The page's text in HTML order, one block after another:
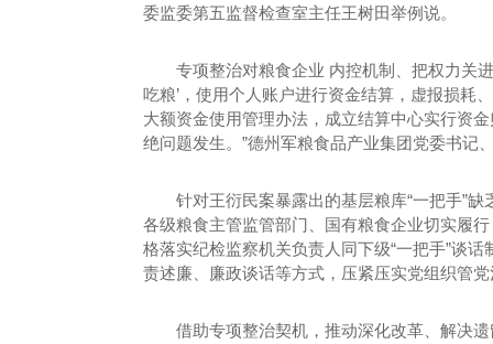
委监委第五监督检查室主任王树田举例说。
专项整治对粮食企业 内控机制、把权力关
吃粮’，使用个人账户进行资金结算，虚报损耗
大额资金使用管理办法，成立结算中心实行资
绝问题发生。”德州军粮食品产业集团党委书记
针对王衍民案暴露出的基层粮库“一把手”
各级粮食主管监管部门、国有粮食企业切实履
格落实纪检监察机关负责人同下级“一把手”谈
责述廉、廉政谈话等方式，压紧压实党组织管
借助专项整治契机，推动深化改革、解决